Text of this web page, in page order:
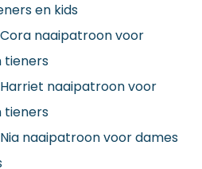
en kids
Cora naaipatroon voor
tieners
Harriet naaipatroon voor
tieners
Nia naaipatroon voor dames